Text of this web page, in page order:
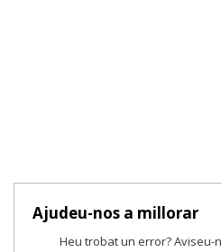
Ajudeu-nos a millorar
Heu trobat un error? Aviseu-